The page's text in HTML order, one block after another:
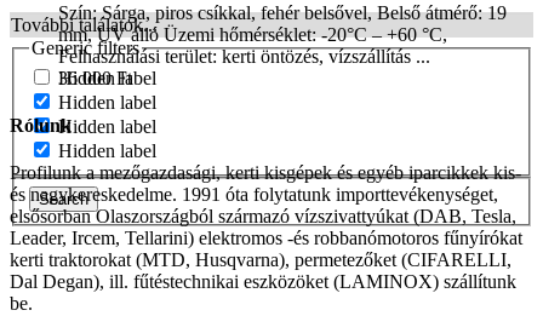
További találatok...
Generic filters
Hidden label
Hidden label
Hidden label
Hidden label
Search
Szín: Sárga, piros csíkkal, fehér belsővel, Belső átmérő: 19
mm, UV álló Üzemi hőmérséklet: -20°C – +60 °C,
Felhasználási terület: kerti öntözés, vízszállítás ...
36 000Ft
Rólunk
Profilunk a mezőgazdasági, kerti kisgépek és egyéb iparcikkek kis-
és nagykereskedelme. 1991 óta folytatunk importtevékenységet,
elsősorban Olaszországból származó vízszivattyúkat (DAB, Tesla,
Leader, Ircem, Tellarini) elektromos -és robbanómotoros fűnyírókat
kerti traktorokat (MTD, Husqvarna), permetezőket (CIFARELLI,
Dal Degan), ill. fűtéstechnikai eszközöket (LAMINOX) szállítunk
be.